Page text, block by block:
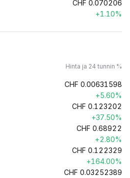
CHF 0.070206
+1.10%
Hinta ja 24 tunnin %
CHF 0.00631598
+5.60%
CHF 0.123202
+37.50%
CHF 0.68922
+2.80%
CHF 0.122329
+164.00%
CHF 0.03252389